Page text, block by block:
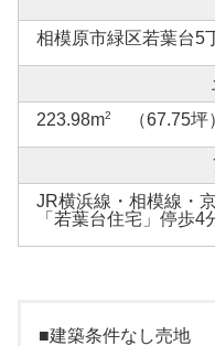
相模原市緑区若葉台5
223.98m2 （67.75坪
JR横浜線・相模線・
「若葉台住宅」停歩4
■建築条件なし売地